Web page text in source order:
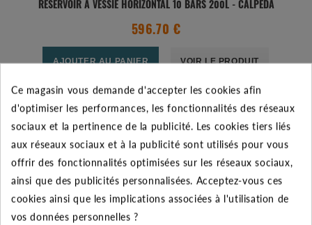
RÉSERVOIR À VESSIE HORIZONTAL 10 BARS 200L - CALPEDA
596.70 €
AJOUTER AU PANIER VOIR LE PRODUIT
Ajouter à mes préférences Ajouter au comparateur
Ce magasin vous demande d'accepter les cookies afin
d'optimiser les performances, les fonctionnalités des réseaux
sociaux et la pertinence de la publicité. Les cookies tiers liés
aux réseaux sociaux et à la publicité sont utilisés pour vous
offrir des fonctionnalités optimisées sur les réseaux sociaux,
ainsi que des publicités personnalisées. Acceptez-vous ces
cookies ainsi que les implications associées à l'utilisation de
vos données personnelles ?